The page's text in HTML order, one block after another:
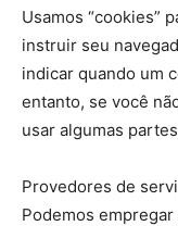
Usamos “cookies”
instruir seu
indicar quando um
entanto, se você
usar algumas
Provedores de
Podemos